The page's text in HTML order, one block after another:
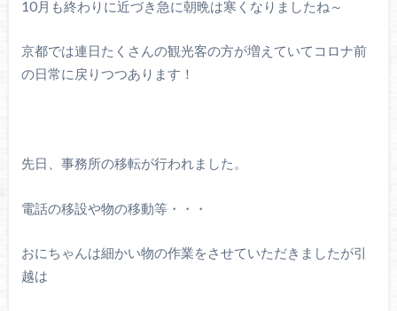
10月も終わりに近づき急に朝晩は寒くなりましたね～
京都では連日たくさんの観光客の方が増えていてコロナ前
の日常に戻りつつあります！
先日、事務所の移転が行われました。
電話の移設や物の移動等・・・
おにちゃんは細かい物の作業をさせていただきましたが引
越は